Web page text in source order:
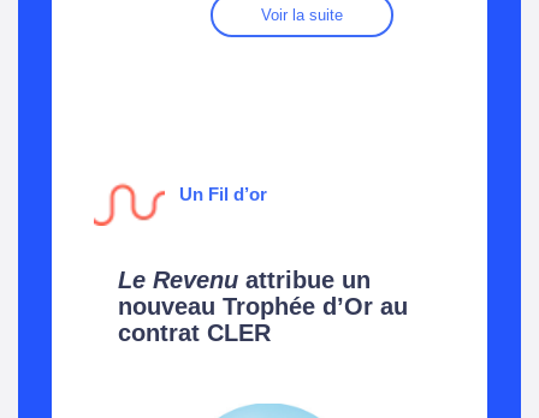
Voir la suite
Un Fil d’or
Le Revenu attribue un
nouveau Trophée d’Or au
contrat CLER